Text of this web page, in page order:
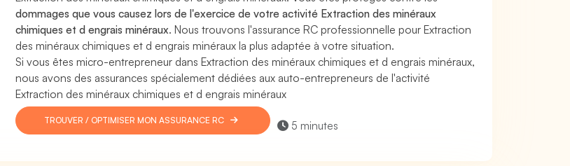
dommages que vous causez lors de l'exercice de votre activité Extraction des minéraux
chimiques et d engrais minéraux. Nous trouvons l'assurance RC professionnelle pour Extraction
des minéraux chimiques et d engrais minéraux la plus adaptée à votre situation.
Si vous êtes micro-entrepreneur dans Extraction des minéraux chimiques et d engrais minéraux,
nous avons des assurances spécialement dédiées aux auto-entrepreneurs de l'activité
Extraction des minéraux chimiques et d engrais minéraux
TROUVER / OPTIMISER MON ASSURANCE RC 5 minutes